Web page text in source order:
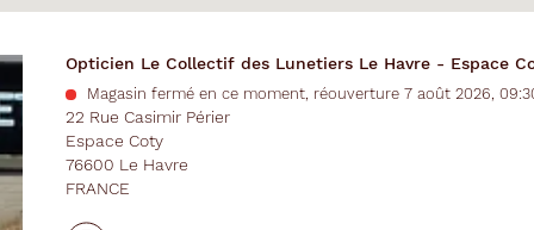
Opticien Le Collectif des Lunetiers Le Havre - Espace
Magasin fermé en ce moment, réouverture 7 août 2026,
22 Rue Casimir Périer
Espace Coty
76600 Le Havre
FRANCE